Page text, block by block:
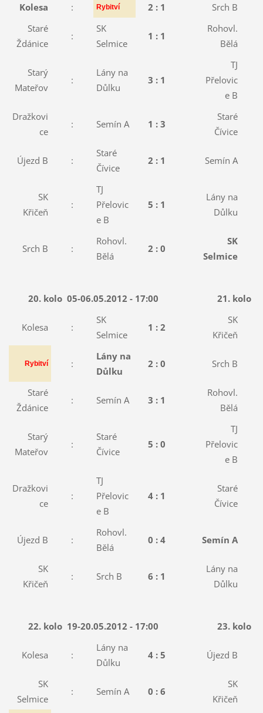
Kolesa
: Rybitví 2 : 1 Srch B
Staré
Ždánice
:
SK
Selmice
1 : 1
Rohovl.
Bělá
Starý
Mateřov
:
Lány na
Důlku
3 : 1
TJ
Přelovic
e B
Dražkovi
ce
: Semín A 1 : 3
Staré
Čívice
Újezd B :
Staré
Čívice
2 : 1 Semín A
SK
Křičeň
:
TJ
Přelovic
e B
5 : 1
Lány na
Důlku
Srch B :
Rohovl.
Bělá
2 : 0
SK
Selmice
20. kolo 05-06.05.2012 - 17:00 21. kolo
Kolesa :
SK
Selmice
1 : 2
SK
Křičeň
Rybitví :
Lány na
Důlku
2 : 0 Srch B
Staré
Ždánice
: Semín A 3 : 1
Rohovl.
Bělá
Starý
Mateřov
:
Staré
Čívice
5 : 0
TJ
Přelovic
e B
Dražkovi
ce
:
TJ
Přelovic
e B
4 : 1
Staré
Čívice
Újezd B :
Rohovl.
Bělá
0 : 4 Semín A
SK
Křičeň
: Srch B 6 : 1
Lány na
Důlku
22. kolo 19-20.05.2012 - 17:00 23. kolo
Kolesa :
Lány na
Důlku
4 : 5 Újezd B
SK
Selmice
: Semín A 0 : 6
SK
Křičeň